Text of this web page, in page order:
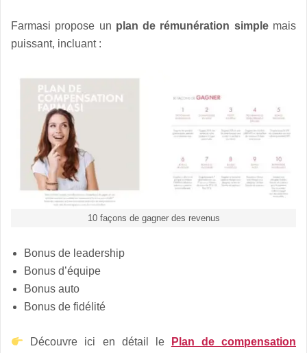
Farmasi propose un plan de rémunération simplemais
puissant, incluant :
10 façons de gagner des revenus
Bonus de leadership
Bonus d’équipe
Bonus auto
Bonus de fidélité
Découvre ici en détail le
Plan de compensation